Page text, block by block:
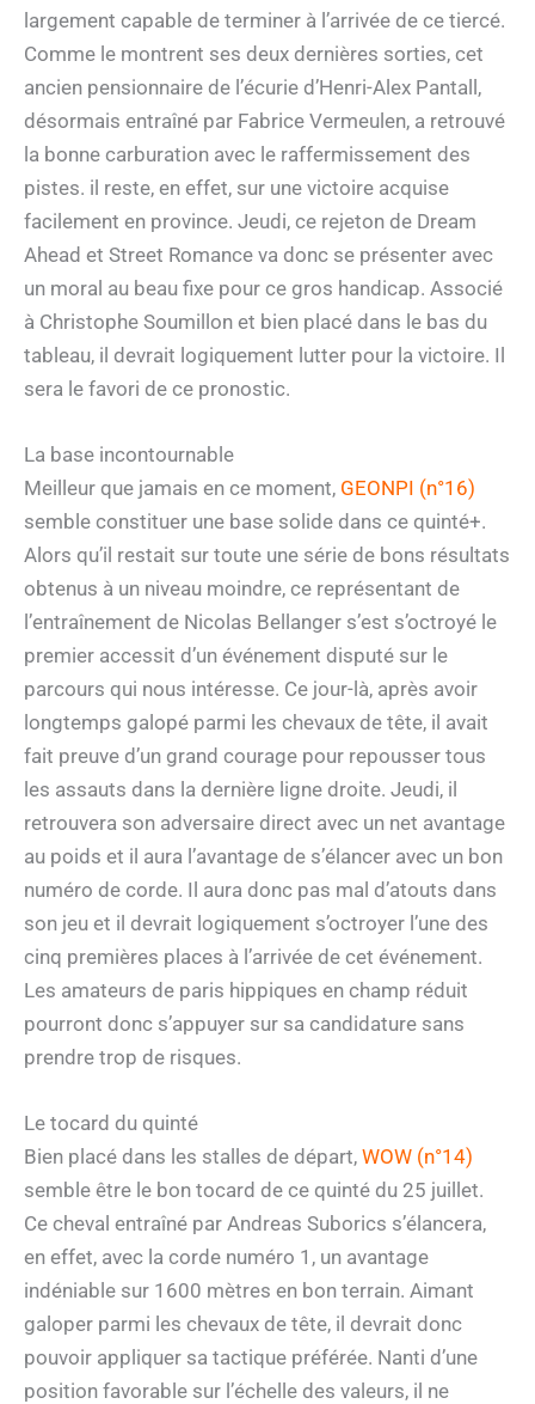
largement capable de terminer à l’arrivée de ce tiercé.
Comme le montrent ses deux dernières sorties, cet
ancien pensionnaire de l’écurie d’Henri-Alex Pantall,
désormais entraîné par Fabrice Vermeulen, a retrouvé
la bonne carburation avec le raffermissement des
pistes. il reste, en effet, sur une victoire acquise
facilement en province. Jeudi, ce rejeton de Dream
Ahead et Street Romance va donc se présenter avec
un moral au beau fixe pour ce gros handicap. Associé
à Christophe Soumillon et bien placé dans le bas du
tableau, il devrait logiquement lutter pour la victoire. Il
sera le favori de ce pronostic.
La base incontournable
Meilleur que jamais en ce moment, GEONPI (n°16)
semble constituer une base solide dans ce quinté+.
Alors qu’il restait sur toute une série de bons résultats
obtenus à un niveau moindre, ce représentant de
l’entraînement de Nicolas Bellanger s’est s’octroyé le
premier accessit d’un événement disputé sur le
parcours qui nous intéresse. Ce jour-là, après avoir
longtemps galopé parmi les chevaux de tête, il avait
fait preuve d’un grand courage pour repousser tous
les assauts dans la dernière ligne droite. Jeudi, il
retrouvera son adversaire direct avec un net avantage
au poids et il aura l’avantage de s’élancer avec un bon
numéro de corde. Il aura donc pas mal d’atouts dans
son jeu et il devrait logiquement s’octroyer l’une des
cinq premières places à l’arrivée de cet événement.
Les amateurs de paris hippiques en champ réduit
pourront donc s’appuyer sur sa candidature sans
prendre trop de risques.
Le tocard du quinté
Bien placé dans les stalles de départ, WOW (n°14)
semble être le bon tocard de ce quinté du 25 juillet.
Ce cheval entraîné par Andreas Suborics s’élancera,
en effet, avec la corde numéro 1, un avantage
indéniable sur 1600 mètres en bon terrain. Aimant
galoper parmi les chevaux de tête, il devrait donc
pouvoir appliquer sa tactique préférée. Nanti d’une
position favorable sur l’échelle des valeurs, il ne